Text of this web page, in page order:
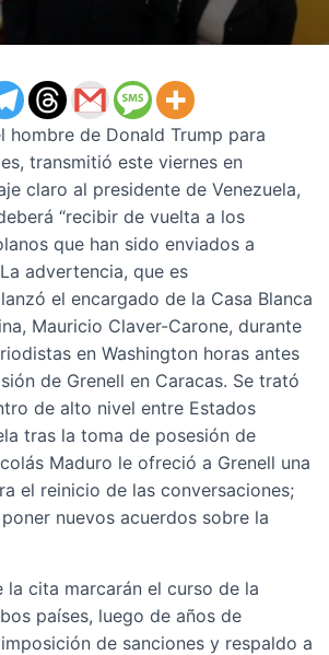
hombre de Donald Trump para
transmitió este viernes en
claro al presidente de Venezuela,
“recibir de vuelta a los
que han sido enviados a
advertencia, que es
el encargado de la Casa Blanca
Mauricio Claver-Carone, durante
en Washington horas antes
de Grenell en Caracas. Se trató
de alto nivel entre Estados
tras la toma de posesión de
Maduro le ofreció a Grenell una
el reinicio de las conversaciones;
nuevos acuerdos sobre la
la cita marcarán el curso de la
países, luego de años de
de sanciones y respaldo a